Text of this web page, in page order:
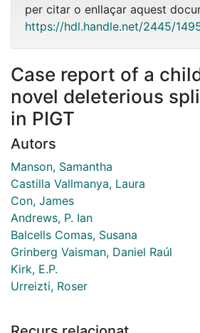
per citar o enllaçar aquest
https://hdl.handle.net/2445/
Case report of a
novel deleterious
in PIGT
Autors
Manson, Samantha
Castilla Vallmanya, Laura
Con, James
Andrews, P. Ian
Balcells Comas, Susana
Grinberg Vaisman, Daniel Raúl
Kirk, E.P.
Urreizti, Roser